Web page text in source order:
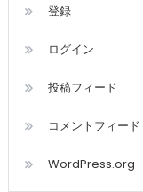
登録
ログイン
投稿フィード
コメントフィード
WordPress.org